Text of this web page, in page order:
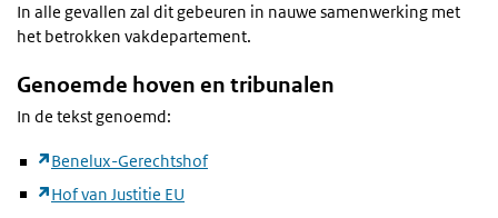
In alle gevallen zal dit gebeuren in nauwe samenwerking met
het betrokken vakdepartement.
Genoemde hoven en tribunalen
In de tekst genoemd:
Benelux-Gerechtshof
Hof van Justitie EU